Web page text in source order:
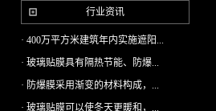
行业资讯
· 400万平方米建筑年内实施遮阳...
· 玻璃贴膜具有隔热节能、防爆...
· 防爆膜采用渐变的材料构成，...
· 玻璃贴膜可以使冬天更暖和，...